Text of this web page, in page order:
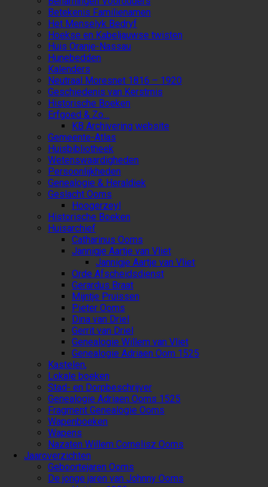
Betekenis Familienamen
Het Menselyk Bedryf
Hoekse en Kabeljauwse twisten
Huis Oranje-Nassau
Hunebedden
Kalenders
Neutraal Moresnet 1816 – 1920
Geschiedenis van Kerstmis
Historische Boeken
Erfgoed & Zo…
KB Archivering website
Gemeente-Atlas
Huisbibliotheek
Wetenswaardigheden
Persoonlijkheden
Genealogie & Heraldiek
Geslacht Ooms
Hoogerzeyl
Historische Boeken
Huisarchief
Catharinus Ooms
Jannigje Aartje van Vliet
Jannigje Aartje van Vliet
Orde Afscheidsdienst
Gerardus Braat
Mijntje Pruissen
Pieter Ooms
Dina van Driel
Gerrit van Driel
Genealogie Willem van Vliet
Genealogie Adriaen Oom 1525
Kastelen,
Lokale boeken
Stad- en Dorpbeschrijver
Genealogie Adriaen Ooms 1525
Fragment Genealogie Ooms
Wapenboeken
Wapens
Nazaten Willem Cornelisz Ooms
Jaaroverzichten
Geboortejaren Ooms
De jonge jaren van Johnny Ooms